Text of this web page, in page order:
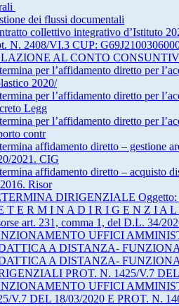
dei flussi documentali
collettivo integrativo d’Istituto
N. 2408/VI.3 CUP:
AL CONTO
per l’affidamento diretto per
2020/
per l’affidamento diretto per
Legg
per l’affidamento diretto per
contr
affidamento diretto – gestione
2021. CIG
affidamento diretto – acquisto
Risor
DIRIGENZIALE Oggetto:
T E R M I N A D I R I G E N Z I A L
art. 231, comma 1, del D.L. 34/
UFFICI
A DISTANZA-
A DISTANZA-
PROT. N. 1425/V.7
UFFICI
V.7 DEL 18/03/2020 E PROT. N.